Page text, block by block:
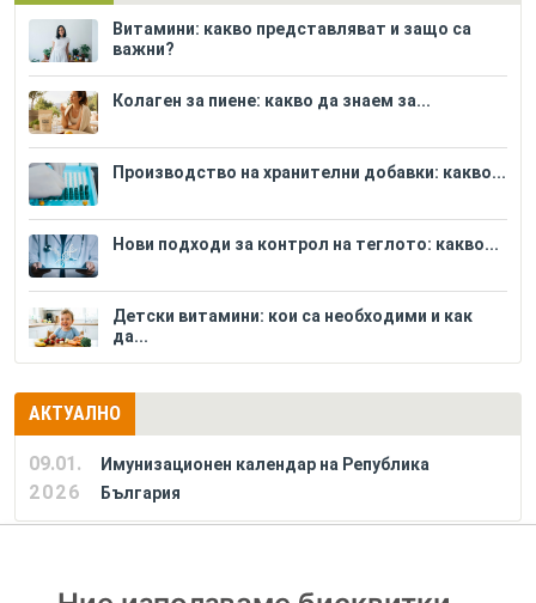
Витамини: какво представляват и защо са
важни?
Колаген за пиене: какво да знаем за...
Производство на хранителни добавки: какво...
Нови подходи за контрол на теглото: какво...
Детски витамини: кои са необходими и как
да...
АКТУАЛНО
09.01.
2026
Имунизационен календар на Република
България